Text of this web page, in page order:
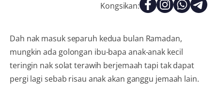
Kongsikan:
Dah nak masuk separuh kedua bulan Ramadan,
mungkin ada golongan ibu-bapa anak-anak kecil
teringin nak solat terawih berjemaah tapi tak dapat
pergi lagi sebab risau anak akan ganggu jemaah lain.